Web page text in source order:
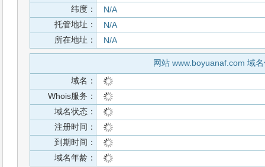
纬度：
N/A
托管地址：
N/A
所在地址：
N/A
网站 www.boyuanaf.com 域
域名：
Whois服务：
域名状态：
注册时间：
到期时间：
域名年龄：